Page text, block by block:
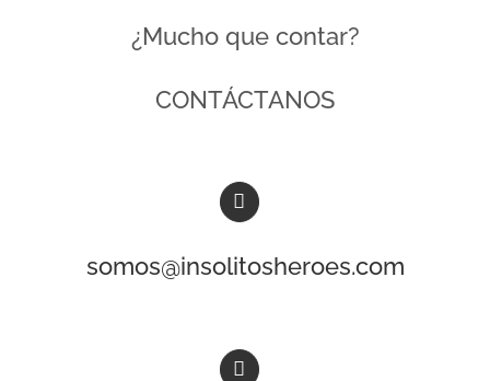
¿Mucho que contar?
CONTÁCTANOS
somos@insolitosheroes.com